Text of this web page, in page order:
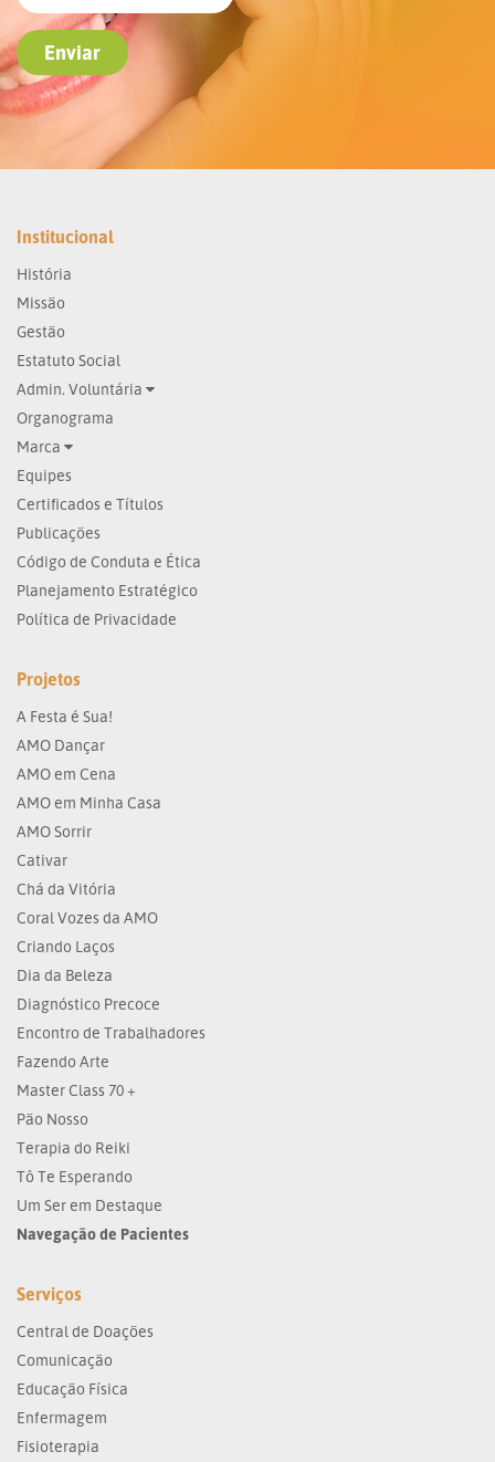
Institucional
História
Missão
Gestão
Estatuto Social
Admin. Voluntária
Organograma
Marca
Equipes
Certificados e Títulos
Publicações
Código de Conduta e Ética
Planejamento Estratégico
Política de Privacidade
Projetos
A Festa é Sua!
AMO Dançar
AMO em Cena
AMO em Minha Casa
AMO Sorrir
Cativar
Chá da Vitória
Coral Vozes da AMO
Criando Laços
Dia da Beleza
Diagnóstico Precoce
Encontro de Trabalhadores
Fazendo Arte
Master Class 70 +
Pão Nosso
Terapia do Reiki
Tô Te Esperando
Um Ser em Destaque
Navegação de Pacientes
Serviços
Central de Doações
Comunicação
Educação Física
Enfermagem
Fisioterapia